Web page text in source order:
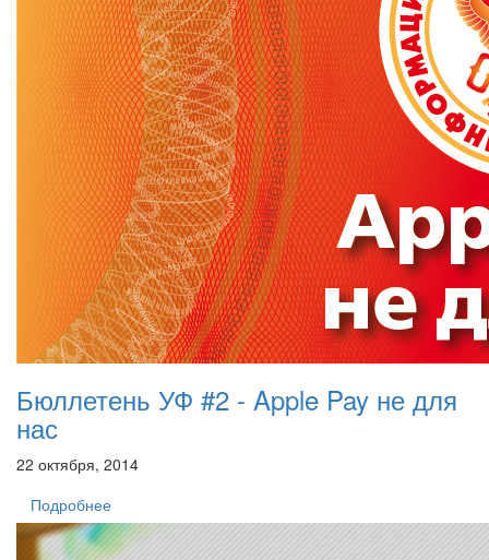
Бюллетень УФ #2 - Apple Pay не для
нас
22 октября, 2014
Подробнее